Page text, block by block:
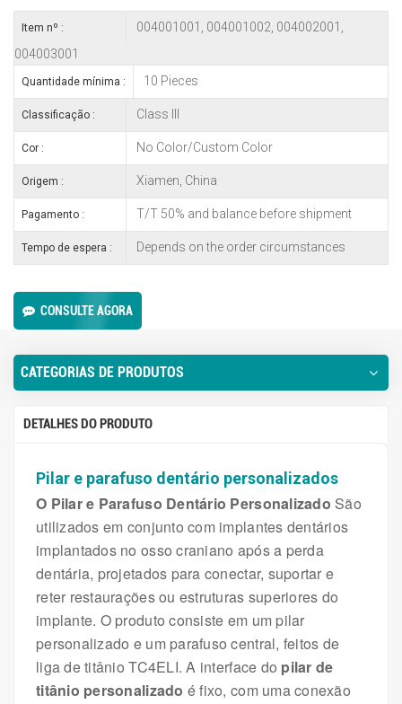
Item nº :
004001001, 004001002, 004002001,
004003001
Quantidade mínima : 10 Pieces
Classificação : Class III
Cor : No Color/Custom Color
Origem : Xiamen, China
Pagamento : T/T 50% and balance before shipment
Tempo de espera : Depends on the order circumstances
CONSULTE AGORA
CATEGORIAS DE PRODUTOS
DETALHES DO PRODUTO
Pilar e parafuso dentário personalizados
O Pilar e Parafuso Dentário Personalizado São
utilizados em conjunto com implantes dentários
implantados no osso craniano após a perda
dentária, projetados para conectar, suportar e
reter restaurações ou estruturas superiores do
implante. O produto consiste em um pilar
personalizado e um parafuso central, feitos de
liga de titânio TC4ELI. A interface do pilar de
titânio personalizado é fixo, com uma conexão